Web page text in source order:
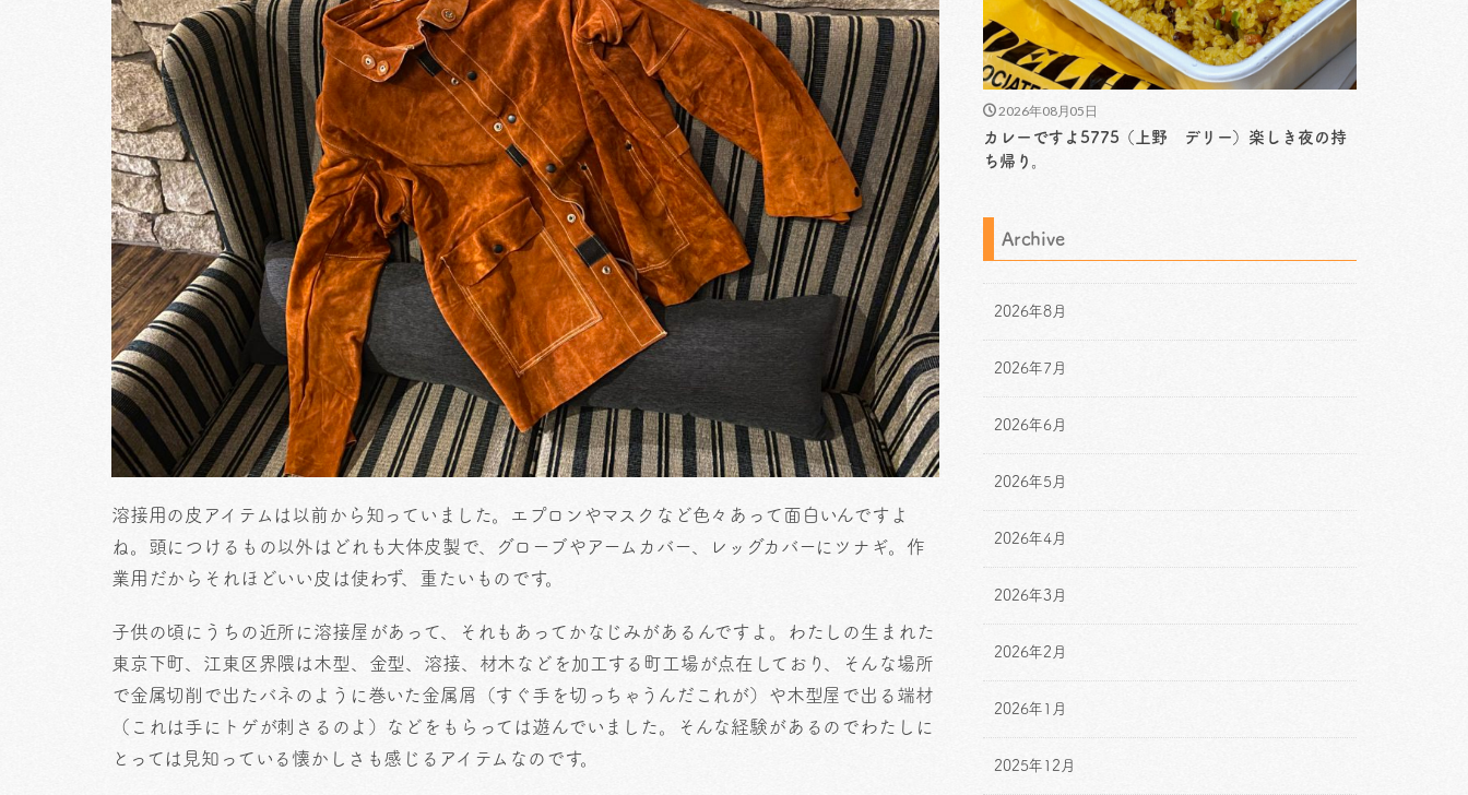
溶接用の皮アイテムは以前から知っていました。エプロンやマスクなど色々あって面白いんですよ
ね。頭につけるもの以外はどれも大体皮製で、グローブやアームカバー、レッグカバーにツナギ。作
業用だからそれほどいい皮は使わず、重たいものです。
子供の頃にうちの近所に溶接屋があって、それもあってかなじみがあるんですよ。わたしの生まれた
東京下町、江東区界隈は木型、金型、溶接、材木などを加工する町工場が点在しており、そんな場所
で金属切削で出たバネのように巻いた金属屑（すぐ手を切っちゃうんだこれが）や木型屋で出る端材
（これは手にトゲが刺さるのよ）などをもらっては遊んでいました。そんな経験があるのでわたしに
とっては見知っている懐かしさも感じるアイテムなのです。
2026年08月05日
カレーですよ5775（上野 デリー）楽しき夜の持
ち帰り。
Archive
2026年8月
2026年7月
2026年6月
2026年5月
2026年4月
2026年3月
2026年2月
2026年1月
2025年12月